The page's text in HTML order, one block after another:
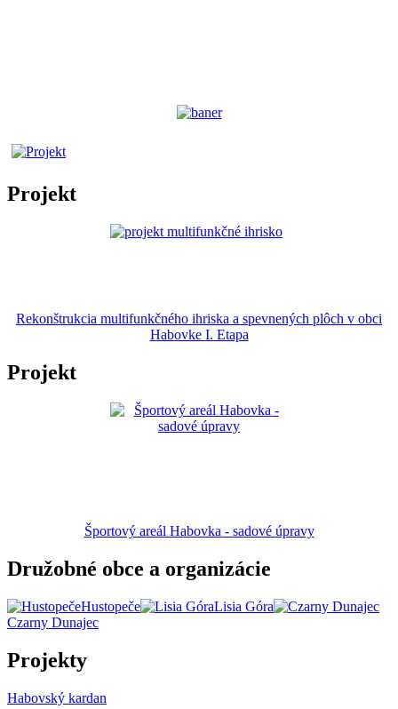
Projekt
Rekonštrukcia multifunkčného ihriska a spevnených plôch v obci
Habovke I. Etapa
Projekt
Športový areál Habovka - sadové úpravy
Družobné obce a organizácie
Hustopeče
Lisia Góra
Czarny Dunajec
Projekty
Habovský kardan